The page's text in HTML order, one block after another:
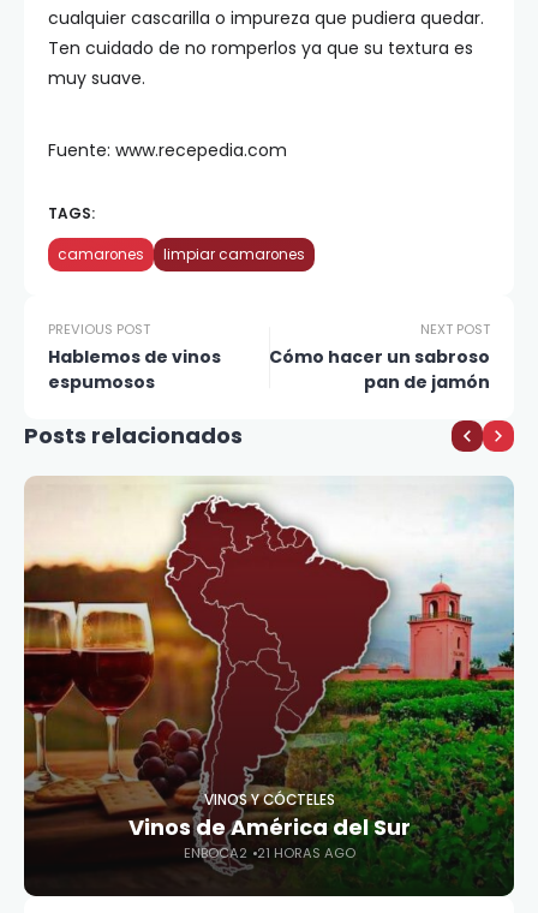
cualquier cascarilla o impureza que pudiera quedar.
Ten cuidado de no romperlos ya que su textura es
muy suave.
Fuente: www.recepedia.com
TAGS:
camarones limpiar camarones
PREVIOUS POST
Hablemos de vinos
espumosos
NEXT POST
Cómo hacer un sabroso
pan de jamón
Posts relacionados
VINOS Y CÓCTELES
Vinos de América del Sur
ENBOCA2 21 HORAS AGO